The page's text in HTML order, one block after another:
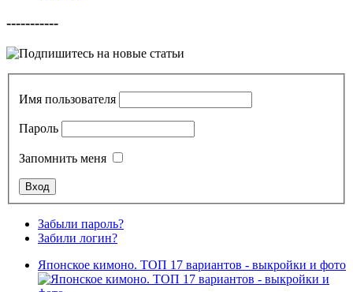
-----------
Имя пользователя
Пароль
Запомнить меня
Забыли пароль?
Забили логин?
Японское кимоно. ТОП 17 вариантов - выкройки и фото